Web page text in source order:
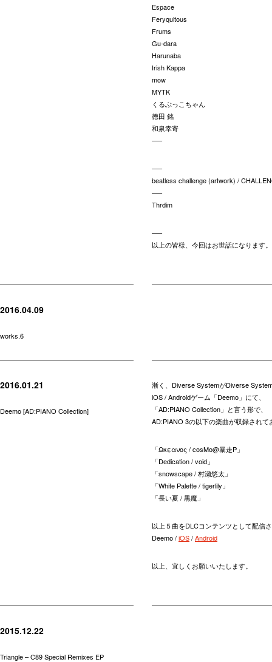
Espace
Feryquitous
Frums
Gu-dara
Harunaba
Irish Kappa
mow
MYTK
くるぶっこちゃん
徳田 銘
和泉幸寄
—–
—–
beatless challenge (artwork) /
—–
Thrdim
—–
以上の皆様、今回はお世話になります
2016.04.09
works.6
2016.01.21
Deemo [AD:PIANO Collection]
漸く、Diverse SystemがDiverse
iOS / Androidゲーム「Deemo」にて、
「AD:PIANO Collection」と言う形で、
AD:PIANO 3の以下の楽曲が収録されて
「Ωκεανος / cosMo@暴走P」
「Dedication / void」
「snowscape / 村瀬悠太」
「White Palette / tigerlily」
「長い夏 / 黒魔」
以上５曲をDLCコンテンツとして配信
Deemo /iOS/Android
以上、宜しくお願いいたします。
2015.12.22
Triangle – C89 Special Remixes EP